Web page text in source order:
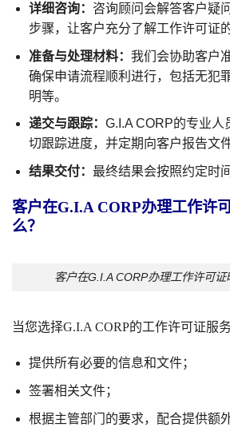
详细咨询： 咨询顾问会解答客户疑
步骤，让客户充分了解工作许可证
准备与处理材料： 我们会协助客户
确保申请流程顺利进行，包括无犯
明等。
递交与跟踪： G.I.A CORP的专业人
切跟踪进度，并定期向客户报告文
结果交付： 最终结果会按照约定时
客户在G.I.A CORP办理工作许
么？
客户在G.I.A CORP办理工作许可证
当您选择G.I.A CORP的工作许可证服
提供所有必要的信息和文件；
签署相关文件；
根据主管部门的要求，配合提供额